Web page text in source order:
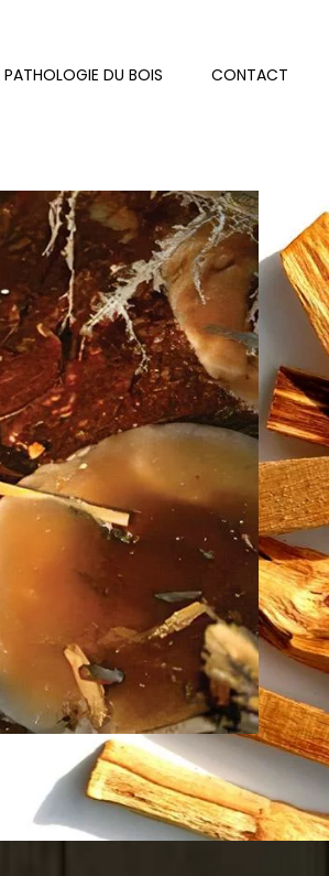
PATHOLOGIE DU BOIS CONTACT